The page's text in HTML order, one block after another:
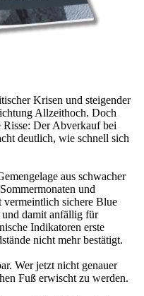
Krisen und steigender
Allzeithoch. Doch
Risse: Der Abverkauf bei
deutlich, wie schnell sich
aus schwacher
und
vermeintlich sichere Blue
damit anfällig für
Indikatoren erste
nicht mehr bestätigt.
Wer jetzt nicht genauer
Fuß erwischt zu werden.